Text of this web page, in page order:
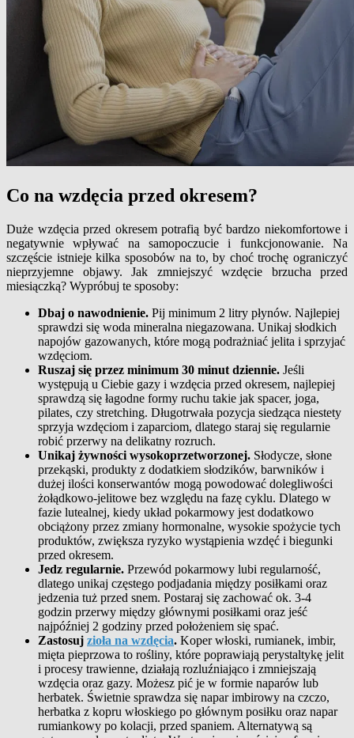
Co na wzdęcia przed okresem?
Duże wzdęcia przed okresem potrafią być bardzo niekomfortowe i
negatywnie wpływać na samopoczucie i funkcjonowanie. Na
szczęście istnieje kilka sposobów na to, by choć trochę ograniczyć
nieprzyjemne objawy. Jak zmniejszyć wzdęcie brzucha przed
miesiączką? Wypróbuj te sposoby:
Dbaj o nawodnienie. Pij minimum 2 litry płynów. Najlepiej
sprawdzi się woda mineralna niegazowana. Unikaj słodkich
napojów gazowanych, które mogą podrażniać jelita i sprzyjać
wzdęciom.
Ruszaj się przez minimum 30 minut dziennie. Jeśli
występują u Ciebie gazy i wzdęcia przed okresem, najlepiej
sprawdzą się łagodne formy ruchu takie jak spacer, joga,
pilates, czy stretching. Długotrwała pozycja siedząca niestety
sprzyja wzdęciom i zaparciom, dlatego staraj się regularnie
robić przerwy na delikatny rozruch.
Unikaj żywności wysokoprzetworzonej. Słodycze, słone
przekąski, produkty z dodatkiem słodzików, barwników i
dużej ilości konserwantów mogą powodować dolegliwości
żołądkowo-jelitowe bez względu na fazę cyklu. Dlatego w
fazie lutealnej, kiedy układ pokarmowy jest dodatkowo
obciążony przez zmiany hormonalne, wysokie spożycie tych
produktów, zwiększa ryzyko wystąpienia wzdęć i biegunki
przed okresem.
Jedz regularnie. Przewód pokarmowy lubi regularność,
dlatego unikaj częstego podjadania między posiłkami oraz
jedzenia tuż przed snem. Postaraj się zachować ok. 3-4
godzin przerwy między głównymi posiłkami oraz jeść
najpóźniej 2 godziny przed położeniem się spać.
Zastosuj zioła na wzdęcia. Koper włoski, rumianek, imbir,
mięta pieprzowa to rośliny, które poprawiają perystaltykę jelit
i procesy trawienne, działają rozluźniająco i zmniejszają
wzdęcia oraz gazy. Możesz pić je w formie naparów lub
herbatek. Świetnie sprawdza się napar imbirowy na czczo,
herbatka z kopru włoskiego po głównym posiłku oraz napar
rumiankowy po kolacji, przed spaniem. Alternatywą są